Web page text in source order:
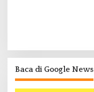
Baca di Google News